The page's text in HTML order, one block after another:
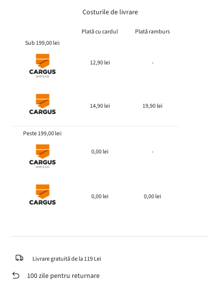
Costurile de livrare
Plată cu cardul
Plată ramburs
Sub 199,00 lei:
12,90 lei -
14,90 lei 19,90 lei
Peste 199,00 lei:
0,00 lei -
0,00 lei 0,00 lei
Livrare gratuită de la 119 Lei
100 zile pentru returnare